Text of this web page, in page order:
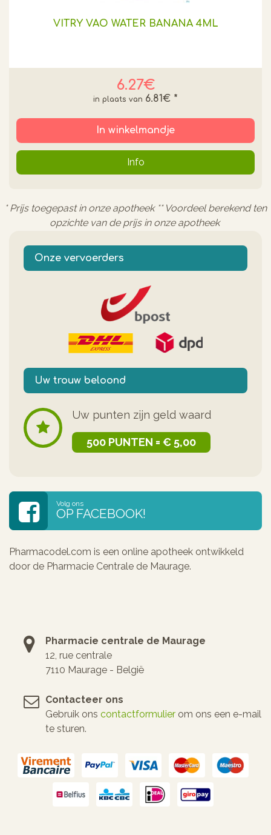
VITRY VAO WATER BANANA 4ML
6.27€
6.81€ *
In winkelmandje
Info
* Prijs toegepast in onze apotheek ** Voordeel berekend ten
opzichte van de prijs in onze apotheek
Onze vervoerders
Uw trouw beloond
Uw punten zijn geld waard
500 PUNTEN = € 5,00
Volg ons
OP FACEBOOK!
Pharmacodel.com is een online apotheek ontwikkeld
door de Pharmacie Centrale de Maurage.
Pharmacie centrale de Maurage
12, rue centrale
7110 Maurage - België
Contacteer ons
Gebruik ons contactformulier om ons een e-mail
te sturen.